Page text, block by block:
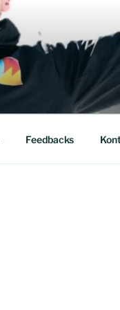
Feedbacks